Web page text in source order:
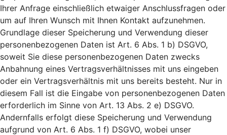
Ihrer Anfrage einschließlich etwaiger Anschlussfragen oder
um auf Ihren Wunsch mit Ihnen Kontakt aufzunehmen.
Grundlage dieser Speicherung und Verwendung dieser
personenbezogenen Daten ist Art. 6 Abs. 1 b) DSGVO,
soweit Sie diese personenbezogenen Daten zwecks
Anbahnung eines Vertragsverhältnisses mit uns eingeben
oder ein Vertragsverhältnis mit uns bereits besteht. Nur in
diesem Fall ist die Eingabe von personenbezogenen Daten
erforderlich im Sinne von Art. 13 Abs. 2 e) DSGVO.
Andernfalls erfolgt diese Speicherung und Verwendung
aufgrund von Art. 6 Abs. 1 f) DSGVO, wobei unser